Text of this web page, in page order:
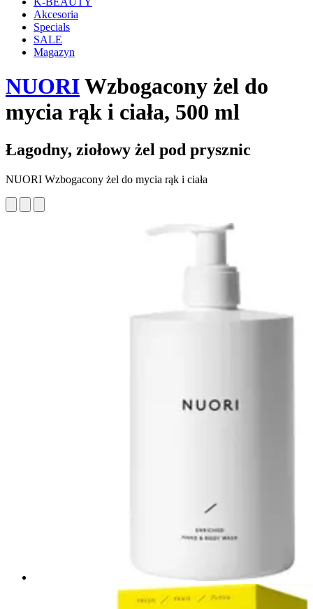
Akcesoria
Specials
SALE
Magazyn
NUORIWzbogacony żel do
mycia rąk i ciała, 500 ml
Łagodny, ziołowy żel pod prysznic
NUORI Wzbogacony żel do mycia rąk i ciała